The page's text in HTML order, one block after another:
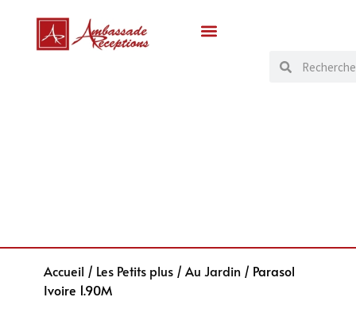
Accueil / Les Petits plus/ Au Jardin/ Parasol
Ivoire 1.90M